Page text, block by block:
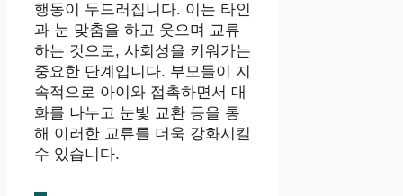
행동이 두드러집니다. 이는 타인
과 눈 맞춤을 하고 웃으며 교류
하는 것으로, 사회성을 키워가는
중요한 단계입니다. 부모들이 지
속적으로 아이와 접촉하면서 대
화를 나누고 눈빛 교환 등을 통
해 이러한 교류를 더욱 강화시킬
수 있습니다.